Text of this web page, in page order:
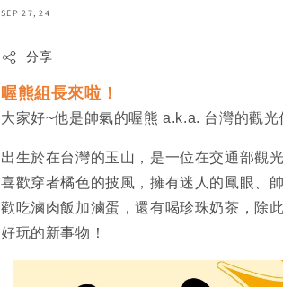
SEP 27, 24
分享
喔熊組長來啦！
大家好~他是帥氣的喔熊 a.k.a. 台灣的觀光
出生於在台灣的玉山，是一位在交通部觀
喜歡穿者橘色的披風，擁有迷人的鳳眼、
歡吃滷肉飯加滷蛋，還有喝珍珠奶茶，除
好玩的新事物！